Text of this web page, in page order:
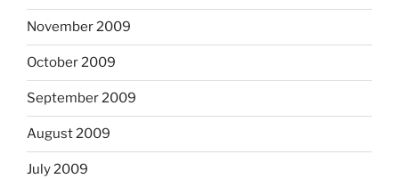
November 2009
October 2009
September 2009
August 2009
July 2009